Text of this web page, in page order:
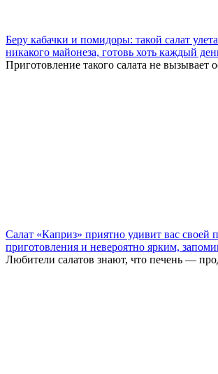
Беру кабачки и помидоры: такой салат
никакого майонеза, готовь хоть каждый
Приготовление такого салата не вызывает
Салат «Каприз» приятно удивит вас своей
приготовления и невероятно ярким,
Любители салатов знают, что печень —